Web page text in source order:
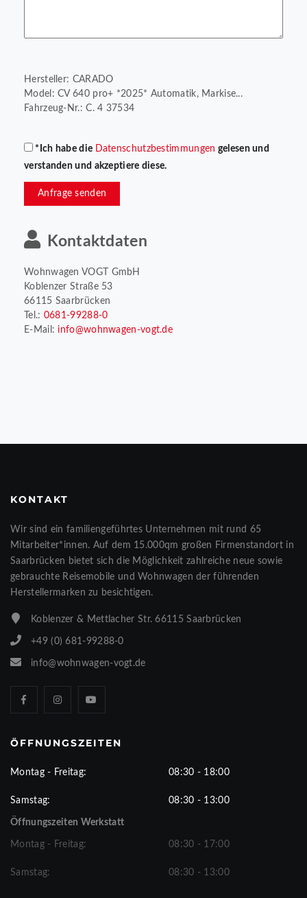
Hersteller: CARADO
Model: CV 640 pro+ *2025* Automatik, Markise...
Fahrzeug-Nr.: C. 4 37534
*Ich habe die Datenschutzbestimmungen gelesen und
verstanden und akzeptiere diese.
Anfrage senden
Kontaktdaten
Wohnwagen VOGT GmbH
Koblenzer Straße 53
66115 Saarbrücken
Tel.: 0681-99288-0
E-Mail: info@wohnwagen-vogt.de
KONTAKT
Wir sind ein familiengeführtes Unternehmen mit rund 65
Mitarbeiter*innen. Auf dem 15.000qm großen Firmenstandort in
Saarbrücken bietet sich die Möglichkeit zahlreiche neue sowie
gebrauchte Reisemobile und Wohnwagen der führenden
Herstellermarken zu besichtigen.
Koblenzer & Mettlacher Str. 66115 Saarbrücken
+49 (0) 681-99288-0
info@wohnwagen-vogt.de
ÖFFNUNGSZEITEN
Montag - Freitag: 08:30 - 18:00
Samstag: 08:30 - 13:00
Öffnungszeiten Werkstatt
Montag - Freitag: 08:30 - 17:00
Samstag: 08:30 - 13:00